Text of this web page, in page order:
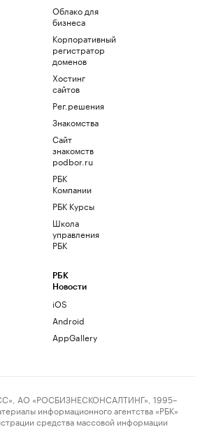
Облако для
бизнеса
Корпоративный
регистратор
доменов
Хостинг
сайтов
Рег.решения
Знакомства
Сайт
знакомств
podbor.ru
РБК
Компании
РБК Курсы
Школа
управления
РБК
РБК
Новости
iOS
Android
AppGallery
АО «РОСБИЗНЕСКОНСАЛТИНГ», 1995–
информационного агентства «РБК»
средства массовой информации